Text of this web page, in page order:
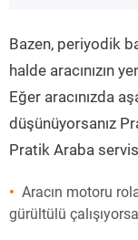
Bazen, periyodik
halde aracınızın
Eğer aracınızda
düşünüyorsanız
Pratik Araba
Aracın motoru
gürültülü çalışıyorsa